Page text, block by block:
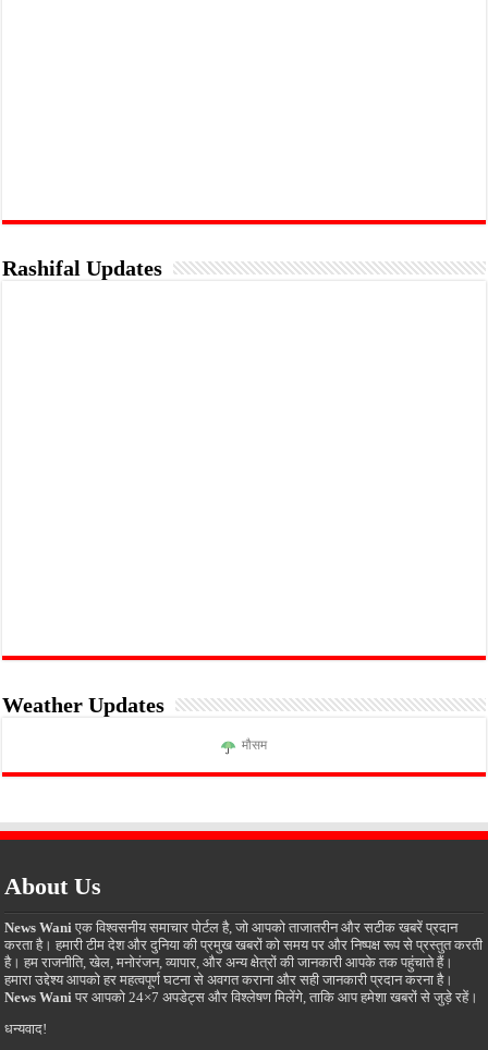
Rashifal Updates
Weather Updates
मौसम
About Us
News Wani एक विश्वसनीय समाचार पोर्टल है, जो आपको ताजातरीन और सटीक खबरें प्रदान
करता है। हमारी टीम देश और दुनिया की प्रमुख खबरों को समय पर और निष्पक्ष रूप से प्रस्तुत करती
है। हम राजनीति, खेल, मनोरंजन, व्यापार, और अन्य क्षेत्रों की जानकारी आपके तक पहुंचाते हैं।
हमारा उद्देश्य आपको हर महत्वपूर्ण घटना से अवगत कराना और सही जानकारी प्रदान करना है।
News Wani पर आपको 24×7 अपडेट्स और विश्लेषण मिलेंगे, ताकि आप हमेशा खबरों से जुड़े रहें।
धन्यवाद!